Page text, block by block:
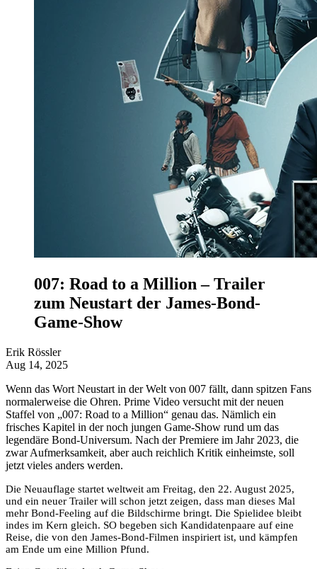
007: Road to a Million – Trailer
zum Neustart der James-Bond-
Game-Show
Erik Rössler
Aug 14, 2025
Wenn das Wort Neustart in der Welt von 007 fällt, dann spitzen Fans
normalerweise die Ohren. Prime Video versucht mit der neuen
Staffel von „007: Road to a Million“ genau das. Nämlich ein
frisches Kapitel in der noch jungen Game-Show rund um das
legendäre Bond-Universum. Nach der Premiere im Jahr 2023, die
zwar Aufmerksamkeit, aber auch reichlich Kritik einheimste, soll
jetzt vieles anders werden.
Die Neuauflage startet weltweit am Freitag, den 22. August 2025,
und ein neuer Trailer will schon jetzt zeigen, dass man dieses Mal
mehr Bond-Feeling auf die Bildschirme bringt. Die Spielidee bleibt
indes im Kern gleich. SO begeben sich Kandidatenpaare auf eine
Reise, die von den James-Bond-Filmen inspiriert ist, und kämpfen
am Ende um eine Million Pfund.